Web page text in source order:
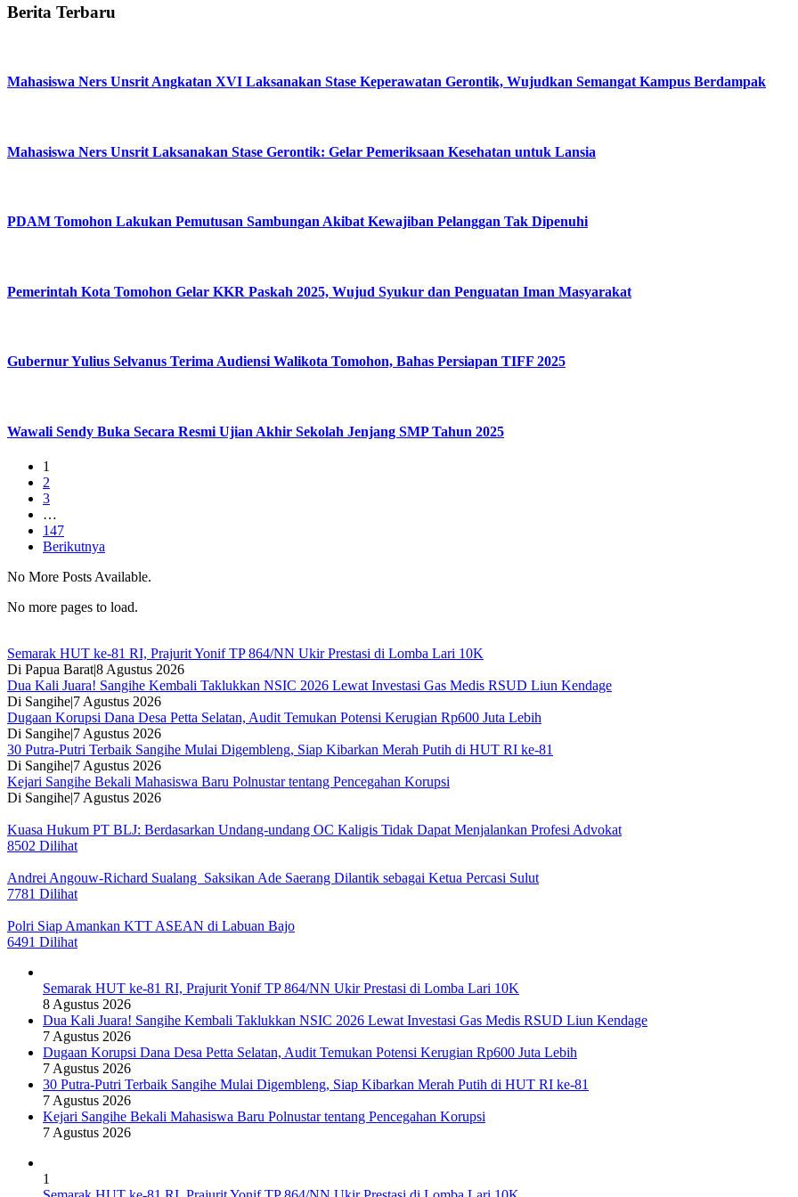
Berita Terbaru
Mahasiswa Ners Unsrit Angkatan XVI Laksanakan Stase Keperawatan Gerontik, Wujudkan Semangat Kampus Berdampak
Mahasiswa Ners Unsrit Laksanakan Stase Gerontik: Gelar Pemeriksaan Kesehatan untuk Lansia
PDAM Tomohon Lakukan Pemutusan Sambungan Akibat Kewajiban Pelanggan Tak Dipenuhi
Pemerintah Kota Tomohon Gelar KKR Paskah 2025, Wujud Syukur dan Penguatan Iman Masyarakat
Gubernur Yulius Selvanus Terima Audiensi Walikota Tomohon, Bahas Persiapan TIFF 2025
Wawali Sendy Buka Secara Resmi Ujian Akhir Sekolah Jenjang SMP Tahun 2025
1
2
3
…
147
Berikutnya
No More Posts Available.
No more pages to load.
Semarak HUT ke-81 RI, Prajurit Yonif TP 864/NN Ukir Prestasi di Lomba Lari 10K
Di Papua Barat|8 Agustus 2026
Dua Kali Juara! Sangihe Kembali Taklukkan NSIC 2026 Lewat Investasi Gas Medis RSUD Liun Kendage
Di Sangihe|7 Agustus 2026
Dugaan Korupsi Dana Desa Petta Selatan, Audit Temukan Potensi Kerugian Rp600 Juta Lebih
Di Sangihe|7 Agustus 2026
30 Putra-Putri Terbaik Sangihe Mulai Digembleng, Siap Kibarkan Merah Putih di HUT RI ke-81
Di Sangihe|7 Agustus 2026
Kejari Sangihe Bekali Mahasiswa Baru Polnustar tentang Pencegahan Korupsi
Di Sangihe|7 Agustus 2026
Kuasa Hukum PT BLJ: Berdasarkan Undang-undang OC Kaligis Tidak Dapat Menjalankan Profesi Advokat
8502 Dilihat
Andrei Angouw-Richard Sualang Saksikan Ade Saerang Dilantik sebagai Ketua Percasi Sulut
7781 Dilihat
Polri Siap Amankan KTT ASEAN di Labuan Bajo
6491 Dilihat
Semarak HUT ke-81 RI, Prajurit Yonif TP 864/NN Ukir Prestasi di Lomba Lari 10K
8 Agustus 2026
Dua Kali Juara! Sangihe Kembali Taklukkan NSIC 2026 Lewat Investasi Gas Medis RSUD Liun Kendage
7 Agustus 2026
Dugaan Korupsi Dana Desa Petta Selatan, Audit Temukan Potensi Kerugian Rp600 Juta Lebih
7 Agustus 2026
30 Putra-Putri Terbaik Sangihe Mulai Digembleng, Siap Kibarkan Merah Putih di HUT RI ke-81
7 Agustus 2026
Kejari Sangihe Bekali Mahasiswa Baru Polnustar tentang Pencegahan Korupsi
7 Agustus 2026
1